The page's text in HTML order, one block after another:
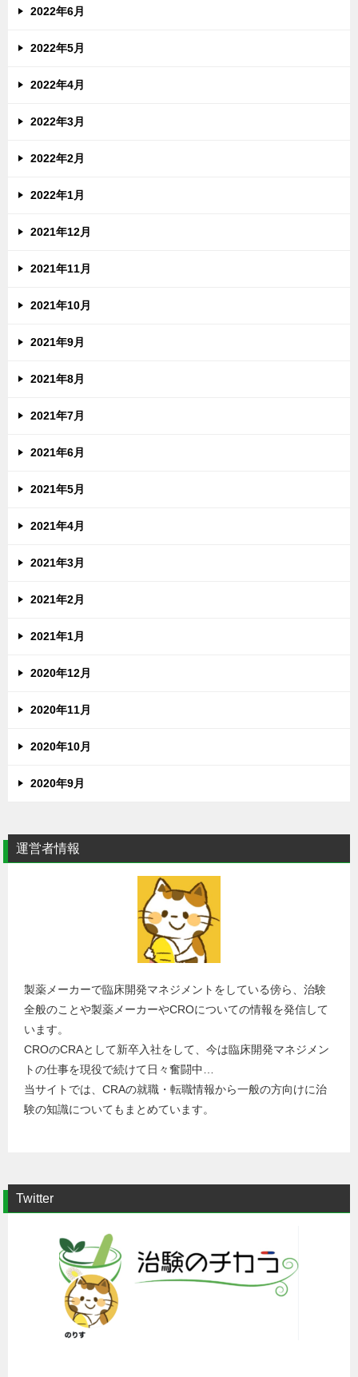
2022年6月
2022年5月
2022年4月
2022年3月
2022年2月
2022年1月
2021年12月
2021年11月
2021年10月
2021年9月
2021年8月
2021年7月
2021年6月
2021年5月
2021年4月
2021年3月
2021年2月
2021年1月
2020年12月
2020年11月
2020年10月
2020年9月
運営者情報
製薬メーカーで臨床開発マネジメントをしている傍ら、治験
全般のことや製薬メーカーやCROについての情報を発信して
います。
CROのCRAとして新卒入社をして、今は臨床開発マネジメン
トの仕事を現役で続けて日々奮闘中…
当サイトでは、CRAの就職・転職情報から一般の方向けに治
験の知識についてもまとめています。
Twitter